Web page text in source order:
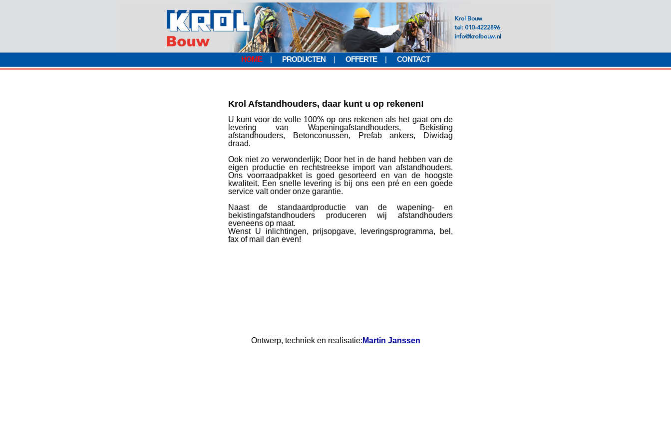
HOME| PRODUCTEN | OFFERTE| CONTACT
Krol Afstandhouders, daar kunt u op rekenen!
U kunt voor de volle 100% op ons rekenen als het gaat om de
levering van Wapeningafstandhouders, Bekisting
afstandhouders, Betonconussen, Prefab ankers, Diwidag
draad.
Ook niet zo verwonderlijk; Door het in de hand hebben van de
eigen productie en rechtstreekse import van afstandhouders.
Ons voorraadpakket is goed gesorteerd en van de hoogste
kwaliteit. Een snelle levering is bij ons een pré en een goede
service valt onder onze garantie.
Naast de standaardproductie van de wapening- en
bekistingafstandhouders produceren wij afstandhouders
eveneens op maat.
Wenst U inlichtingen, prijsopgave, leveringsprogramma, bel,
fax of mail dan even!
Ontwerp, techniek en realisatie: Martin Janssen